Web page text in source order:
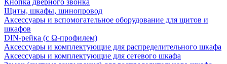
Кнопка дверного звонка
Щиты, шкафы, шинопровод
Аксессуары и вспомогательное оборудование для щитов и
шкафов
DIN-рейка (с Ω-профилем)
Аксессуары и комплектующие для распределительного шкафа
Аксессуары и комплектующие для сетевого шкафа